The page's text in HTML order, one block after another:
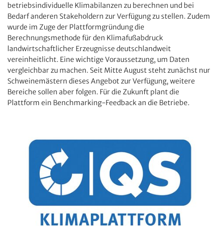
betriebsindividuelle Klimabilanzen zu berechnen und bei
Bedarf anderen Stakeholdern zur Verfügung zu stellen. Zudem
wurde im Zuge der Plattformgründung die
Berechnungsmethode für den Klimafußabdruck
landwirtschaftlicher Erzeugnisse deutschlandweit
vereinheitlicht. Eine wichtige Voraussetzung, um Daten
vergleichbar zu machen. Seit Mitte August steht zunächst nur
Schweinemästern dieses Angebot zur Verfügung, weitere
Bereiche sollen aber folgen. Für die Zukunft plant die
Plattform ein Benchmarking-Feedback an die Betriebe.